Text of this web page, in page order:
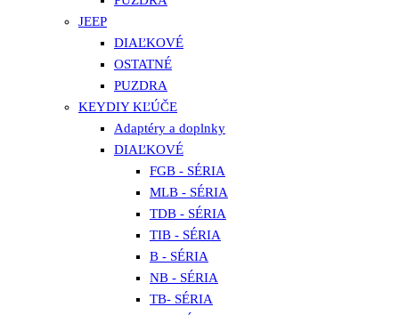
JEEP
DIAĽKOVÉ
OSTATNÉ
PUZDRA
KEYDIY KĽÚČE
Adaptéry a doplnky
DIAĽKOVÉ
FGB - SÉRIA
MLB - SÉRIA
TDB - SÉRIA
TIB - SÉRIA
B - SÉRIA
NB - SÉRIA
TB- SÉRIA